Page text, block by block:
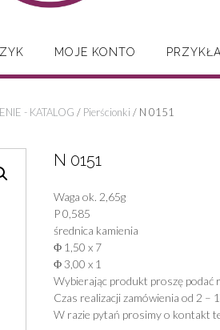
MOJE KONTO
- KATALOG / Pierścionki / N 0151
N 0151
Waga ok. 2,65g
P 0,585
średnica kamienia
Φ 1,50 x 7
Φ 3,00 x 1
Wybierając produkt proszę podać
Czas realizacji zamówienia od 2 –
W razie pytań prosimy o kontakt